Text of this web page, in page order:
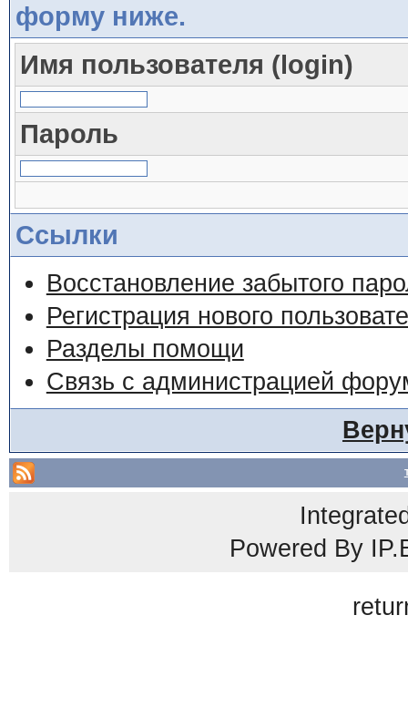
форму ниже.
Имя пользователя (login)
Пароль
Ссылки
Восстановление забытого
Регистрация нового
Разделы помощи
Связь с администрацией
Powered By